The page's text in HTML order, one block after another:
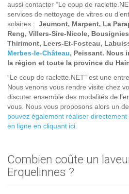
aussi contacter “Le coup de
services de nettoyage de vitres ou
solaires : Jeumont, Marpent, La
Reng, Villers-Sire-Nicole,
Thirimont, Leers-Et-Fosteau,
Merbes-le-Château, Peissant. Nous
la région et toute la province du
“Le coup de raclette.NET” est une
Nous venons vous rendre visite chez
discuter ensemble des modalités de
vous. Nous vous proposons alors un
pouvez également réaliser
en ligne en cliquant ici.
Combien coûte un
Erquelinnes ?